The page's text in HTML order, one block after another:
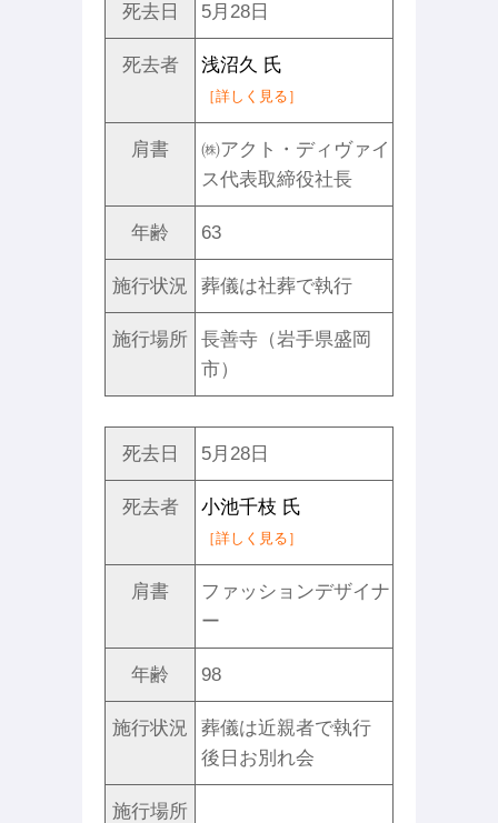
死去日 5月28日
死去者 浅沼久 氏
［詳しく見る］
肩書
㈱アクト・ディヴァイ
ス代表取締役社長
年齢 63
施行状況 葬儀は社葬で執行
施行場所
長善寺（岩手県盛岡
市）
死去日 5月28日
死去者 小池千枝 氏
［詳しく見る］
肩書
ファッションデザイナ
ー
年齢 98
施行状況
葬儀は近親者で執行
後日お別れ会
施行場所